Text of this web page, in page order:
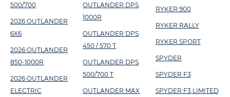
500/700
2026 OUTLANDER
6X6
2026 OUTLANDER
850-1000R
2026 OUTLANDER
ELECTRIC
OUTLANDER DPS
1000R
OUTLANDER DPS
450 / 570 T
OUTLANDER DPS
500/700 T
OUTLANDER MAX
RYKER 900
RYKER RALLY
RYKER SPORT
SPYDER
SPYDER F3
SPYDER F3 LIMITED